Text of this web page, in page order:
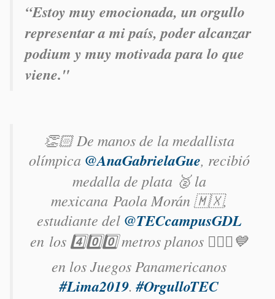
“Estoy muy emocionada, un orgullo
representar a mi país, poder alcanzar
podium y muy motivada para lo que
viene."
👏🏻 De manos de la medallista
olímpica @AnaGabrielaGue, recibió
medalla de plata 🥈 la
mexicana Paola Morán 🇲🇽,
estudiante del @TECcampusGDL
en los 4️⃣0️⃣0️⃣ metros planos 🏃🏻‍♀️💙
en los Juegos Panamericanos
#Lima2019.#OrgulloTEC